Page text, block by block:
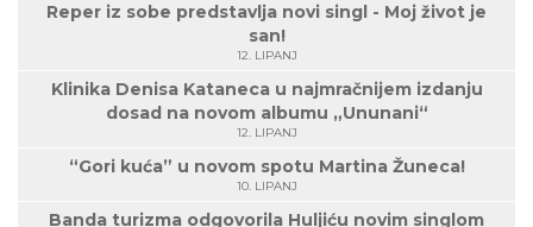
Reper iz sobe predstavlja novi singl - Moj život je
san!
12. LIPANJ
Klinika Denisa Kataneca u najmračnijem izdanju
dosad na novom albumu „Ununani“
12. LIPANJ
“Gori kuća” u novom spotu Martina Žuneca!
10. LIPANJ
Banda turizma odgovorila Huljiću novim singlom